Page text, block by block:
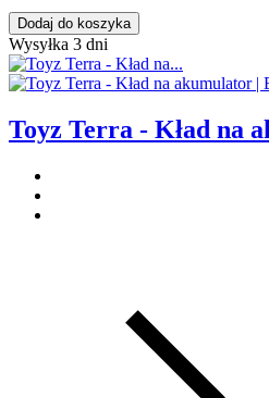
Dodaj do koszyka
Wysyłka 3 dni
Toyz Terra - Kład na